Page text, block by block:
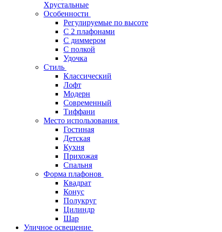
Хрустальные
Особенности
Регулируемые по высоте
С 2 плафонами
С диммером
С полкой
Удочка
Стиль
Классический
Лофт
Модерн
Современный
Тиффани
Место использования
Гостиная
Детская
Кухня
Прихожая
Спальня
Форма плафонов
Квадрат
Конус
Полукруг
Цилиндр
Шар
Уличное освещение